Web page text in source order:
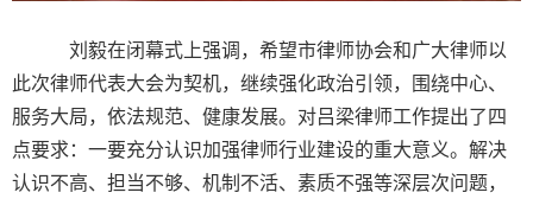
刘毅在闭幕式上强调，希望市律师协会和广大律师以
此次律师代表大会为契机，继续强化政治引领，围绕中心、
服务大局，依法规范、健康发展。对吕梁律师工作提出了四
点要求：一要充分认识加强律师行业建设的重大意义。解决
认识不高、担当不够、机制不活、素质不强等深层次问题，